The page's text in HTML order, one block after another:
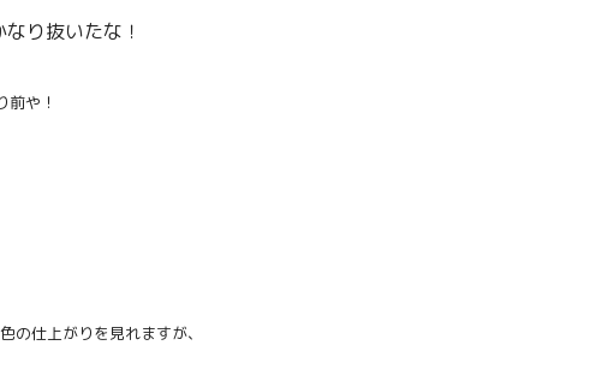
抜いたな！
や！
の仕上がりを見れますが、